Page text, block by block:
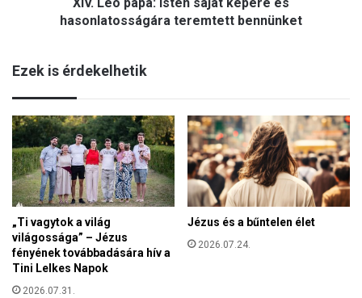
t
e
l
a
p
a
r
l
m
e
n
t
s
n
s
a
j
á
t
k
é
p
é
r
hasonlatosságára teremtett bennünket
Ezek is érdekelhetik
„Ti vagytok a világ
világossága” – Jézus
fényének továbbadására hív a
Tini Lelkes Napok
2026.07.31.
Jézus és a bűntelen élet
2026.07.24.